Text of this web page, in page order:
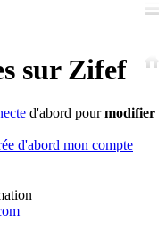
sur Zifef
d'abord pourmodifier
d'abord mon compte